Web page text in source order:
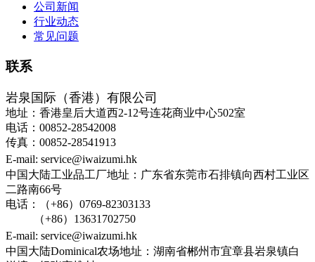
公司新闻
行业动态
常见问题
联系
岩泉国际（香港）有限公司
地址：香港皇后大道西2-12号连花商业中心502室
电话：00852-28542008
传真：00852-28541913
E-mail: service@iwaizumi.hk
中国大陆工业品工厂地址：广东省东莞市石排镇向西村工业区
二路南66号
电话：（+86）0769-82303133
（+86）13631702750
E-mail: service@iwaizumi.hk
中国大陆Dominical农场地址：湖南省郴州市宜章县岩泉镇白